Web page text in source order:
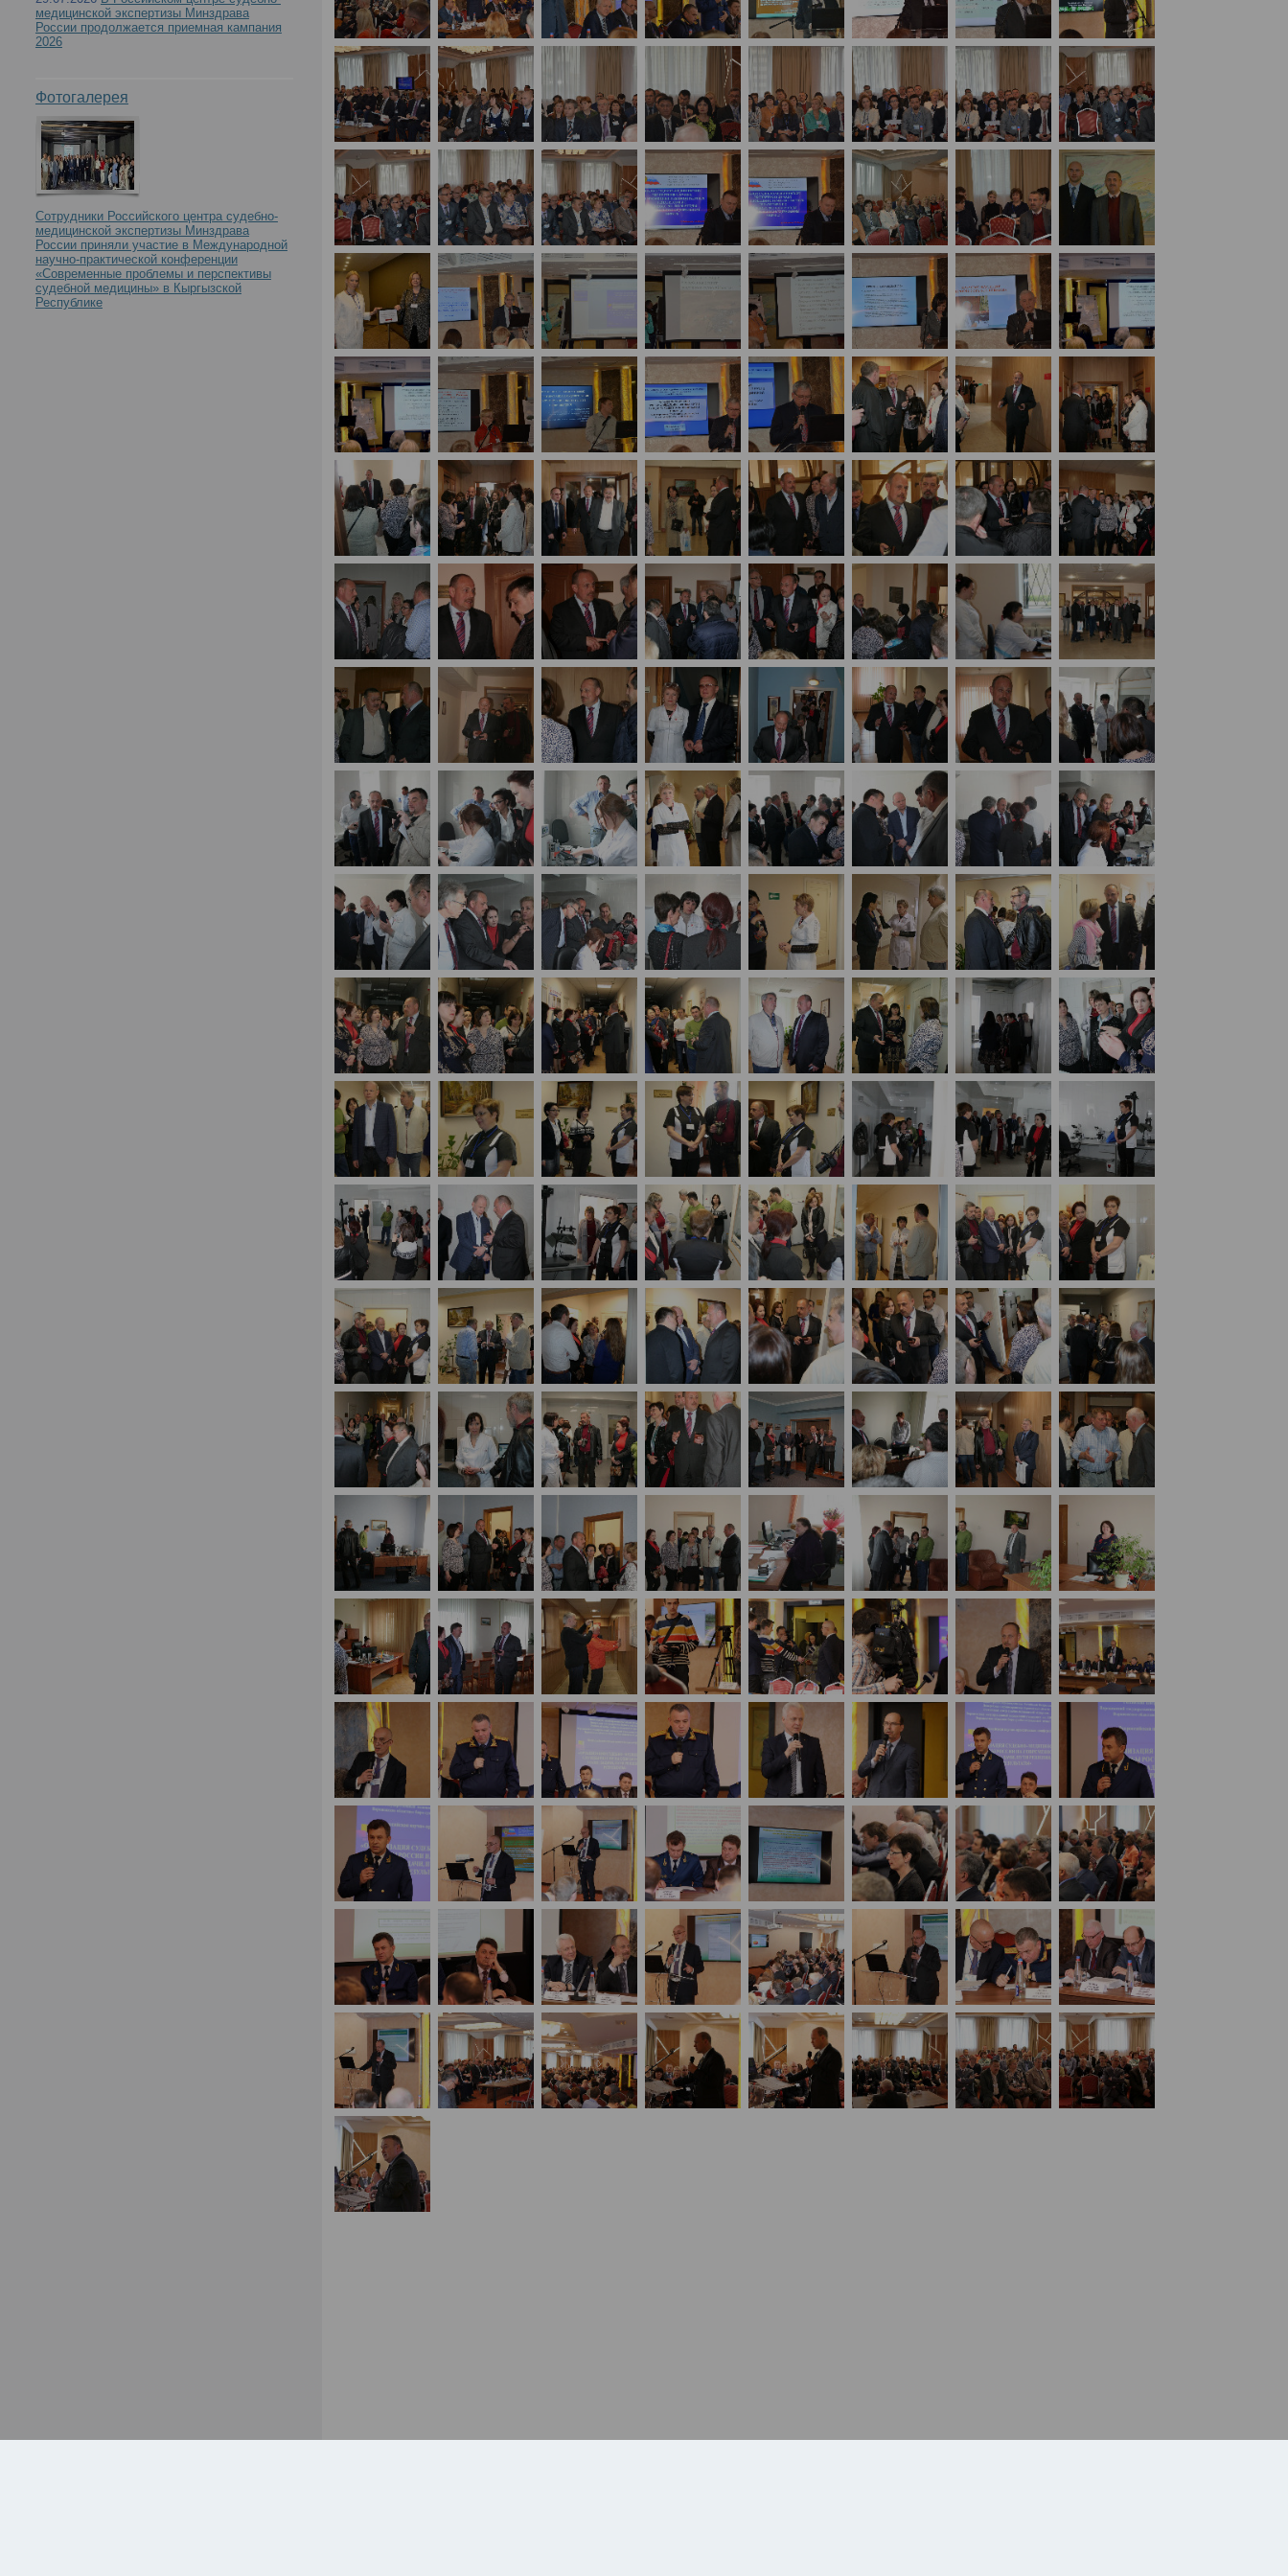
медицинской экспертизы Минздрава
России продолжается приемная кампания
2026
Фотогалерея
Сотрудники Российского центра судебно-
медицинской экспертизы Минздрава
России приняли участие в Международной
научно-практической конференции
«Современные проблемы и перспективы
судебной медицины» в Кыргызской
Республике